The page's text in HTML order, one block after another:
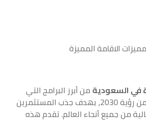
في السعوديةمن أبرز البرامج التي
أطلقتها المملكة ضمن رؤية 2030، بهدف جذب المستثمرين
من جميع أنحاء العالم. تقدم هذه